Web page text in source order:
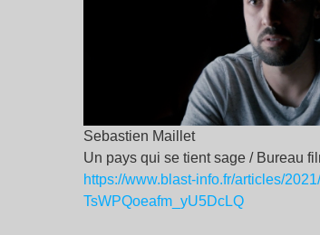
Sebastien Maillet
Un pays qui se tient sage / Bureau
https://www.blast-info.fr/articles/
TsWPQoeafm_yU5DcLQ